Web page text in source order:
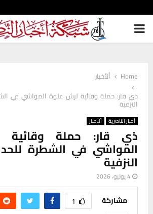
PRIMARY
Home
ألأخبار
ذي قار: حملة وقائية لرش علوة المواشي في
النزفية
أخبار الناصرية ألأخبار
ذي قار: حملة
المواشي في الشطرة
النزفية
4 يوليو، 2026
مشاركة 1